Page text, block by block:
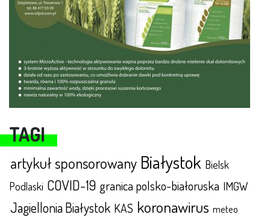
TAGI
artykuł sponsorowany Białystok Bielsk
Podlaski COVID-19 granica polsko-białoruska IMGW
Jagiellonia Białystok KAS koronawirus meteo